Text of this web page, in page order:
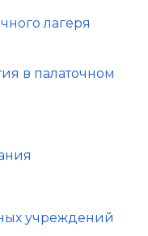
лагеря
в палаточном
учреждений